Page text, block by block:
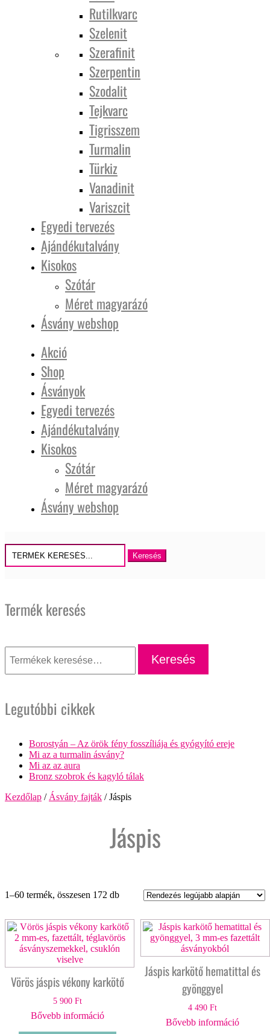
Rutilkvarc
Szelenit
Szerafinit
Szerpentin
Szodalit
Tejkvarc
Tigrisszem
Turmalin
Türkiz
Vanadinit
Variszcit
Egyedi tervezés
Ajándékutalvány
Kisokos
Szótár
Méret magyarázó
Ásvány webshop
Akció
Shop
Ásványok
Egyedi tervezés
Ajándékutalvány
Kisokos
Szótár
Méret magyarázó
Ásvány webshop
Keresés
erre:
Kezdőlap / Ásvány fajták / Jáspis
Jáspis
1–60 termék, összesen 172 dbSorted
Vörös jáspis vékony karkötő
5 900 Ft
Bővebb információ
Jáspis karkötő hematittal és
gyönggyel
4 490Ft
Bővebb információ
Termék keresés
következőre:
Keresés
Legutóbbi cikkek
Borostyán – Az örök fény fosszíliája és gyógyító ereje
Mi az a turmalin ásvány?
Mi az az aura
Bronz szobrok és kagyló tálak